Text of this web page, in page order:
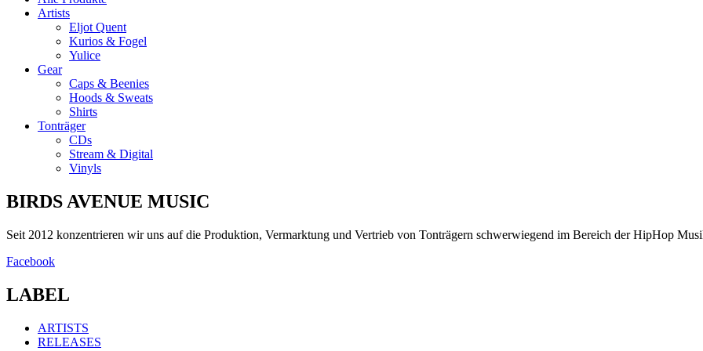
Optionen
können
Produktseite
gewählt
werden
Artists
Eljot Quent
Kurios & Fogel
Yulice
Gear
Caps & Beenies
Hoods & Sweats
Shirts
Tonträger
CDs
Stream & Digital
Vinyls
BIRDS AVENUE MUSIC
Seit 2012 konzentrieren wir uns auf die Produktion, Vermarktung und Vertrieb von Tonträgern schwerwiegend im Bereich der HipHop
Facebook
LABEL
ARTISTS
RELEASES